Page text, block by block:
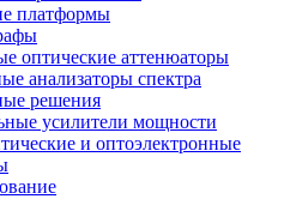
платформы
оптические аттенюаторы
анализаторы спектра
решения
усилители мощности
и оптоэлектронные